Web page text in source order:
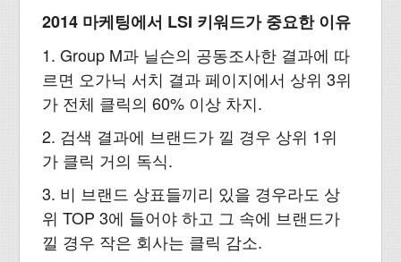
2014 마케팅에서 LSI 키워드가 중요한 이유
1. Group M과 닐슨의 공동조사한 결과에 따
르면 오가닉 서치 결과 페이지에서 상위 3위
가 전체 클릭의 60% 이상 차지.
2. 검색 결과에 브랜드가 낄 경우 상위 1위
가 클릭 거의 독식.
3. 비 브랜드 상표들끼리 있을 경우라도 상
위 TOP 3에 들어야 하고 그 속에 브랜드가
낄 경우 작은 회사는 클릭 감소.